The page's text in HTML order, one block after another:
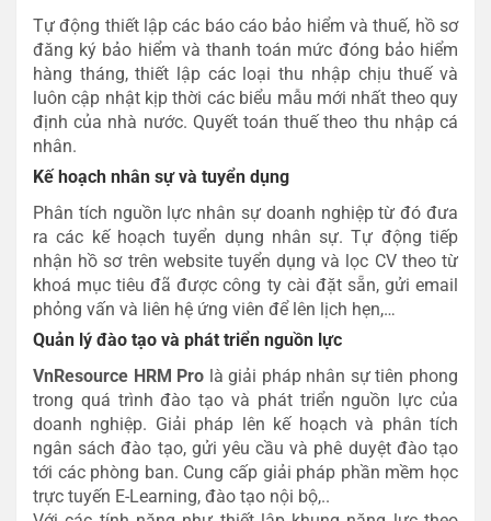
Tự động thiết lập các báo cáo bảo hiểm và thuế, hồ sơ
đăng ký bảo hiểm và thanh toán mức đóng bảo hiểm
hàng tháng, thiết lập các loại thu nhập chịu thuế và
luôn cập nhật kịp thời các biểu mẫu mới nhất theo quy
định của nhà nước. Quyết toán thuế theo thu nhập cá
nhân.
Kế hoạch nhân sự và tuyển dụng
Phân tích nguồn lực nhân sự doanh nghiệp từ đó đưa
ra các kế hoạch tuyển dụng nhân sự. Tự động tiếp
nhận hồ sơ trên website tuyển dụng và lọc CV theo từ
khoá mục tiêu đã được công ty cài đặt sẵn, gửi email
phỏng vấn và liên hệ ứng viên để lên lịch hẹn,…
Quản lý đào tạo và phát triển nguồn lực
VnResource HRM Pro là giải pháp nhân sự tiên phong
trong quá trình đào tạo và phát triển nguồn lực của
doanh nghiệp. Giải pháp lên kế hoạch và phân tích
ngân sách đào tạo, gửi yêu cầu và phê duyệt đào tạo
tới các phòng ban. Cung cấp giải pháp phần mềm học
trực tuyến E-Learning, đào tạo nội bộ,..